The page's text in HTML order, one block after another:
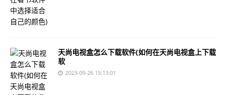
天尚电视盒怎么下载软件(如何在天尚电视盒上下载
软
2023-09-26 15:13:01